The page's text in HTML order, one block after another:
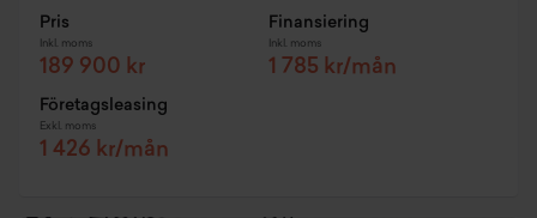
Pris
Inkl. moms
189 900 kr
Finansiering
Inkl. moms
1 785 kr/mån
Företagsleasing
Exkl. moms
1 426 kr/mån